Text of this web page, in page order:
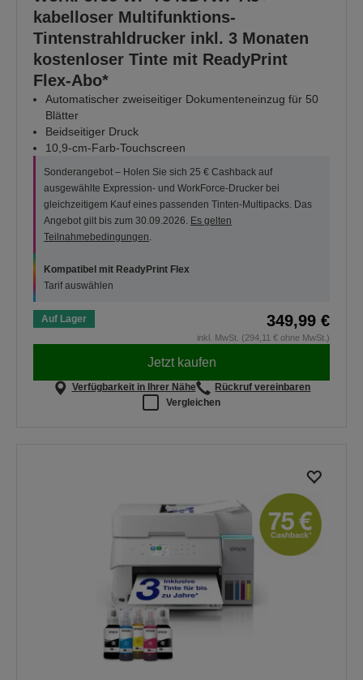
kabelloser Multifunktions-
Tintenstrahldrucker inkl. 3 Monaten
kostenloser Tinte mit ReadyPrint
Flex-Abo*
Automatischer zweiseitiger Dokumenteneinzug für 50
Blätter
Beidseitiger Druck
10,9-cm-Farb-Touchscreen
Sonderangebot – Holen Sie sich 25 € Cashback auf
ausgewählte Expression- und WorkForce-Drucker bei
gleichzeitigem Kauf eines passenden Tinten-Multipacks. Das
Angebot gilt bis zum 30.09.2026. Es gelten
Teilnahmebedingungen.
Kompatibel mit ReadyPrint Flex
Tarif auswählen
Auf Lager 349,99 €
inkl. MwSt. (294,11 € ohne MwSt.)
Jetzt kaufen
Verfügbarkeit in Ihrer Nähe
Rückruf vereinbaren
Vergleichen